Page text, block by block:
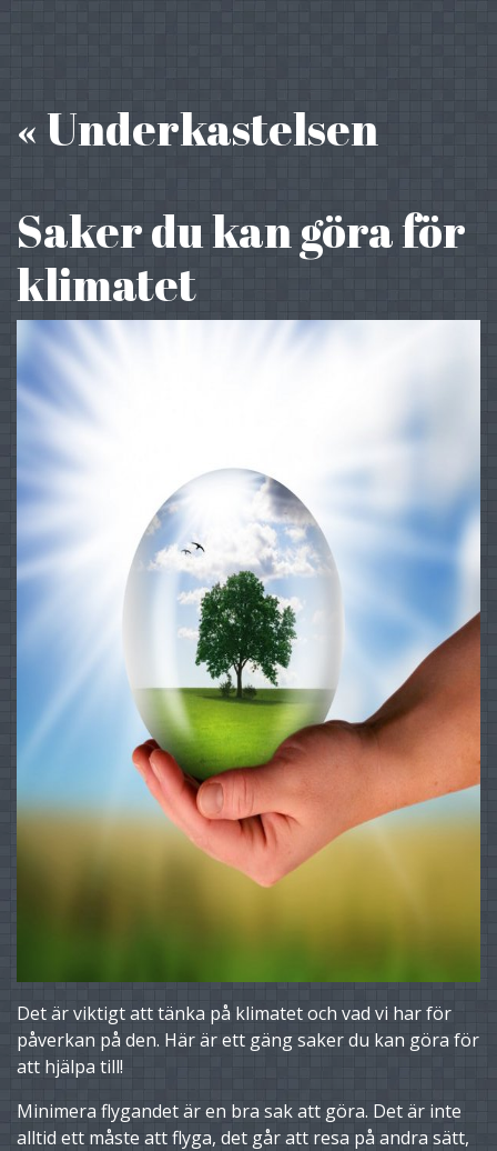
« Underkastelsen
Saker du kan göra för
klimatet
Det är viktigt att tänka på klimatet och vad vi har för
påverkan på den. Här är ett gäng saker du kan göra för
att hjälpa till!
Minimera flygandet är en bra sak att göra. Det är inte
alltid ett måste att flyga, det går att resa på andra sätt,